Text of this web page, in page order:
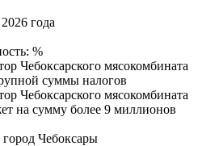
года
%
Чебоксарского мясокомбината
суммы налогов
Чебоксарского мясокомбината
на сумму более 9 миллионов
Чебоксары